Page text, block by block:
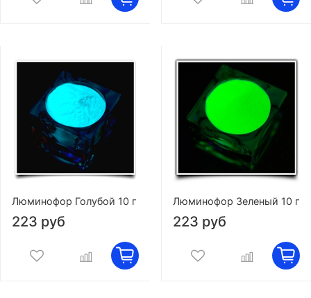
Люминофор Голубой 10 г
223 руб
Люминофор Зеленый 10 г
223 руб